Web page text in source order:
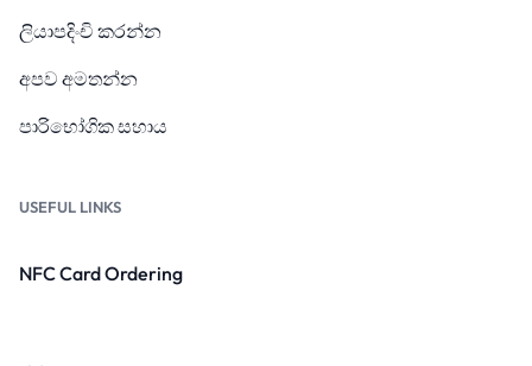
ලියාපදිංචි කරන්න
අපව අමතන්න
පාරිභෝගික සහාය
USEFUL LINKS
NFC Card Ordering